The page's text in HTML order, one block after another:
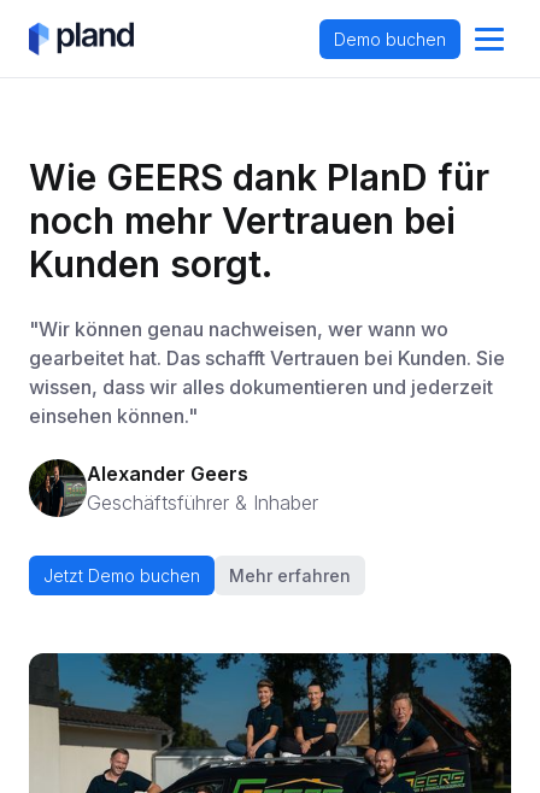
Demo buchen
Wie GEERS dank PlanD für
noch mehr Vertrauen bei
Kunden sorgt.
"Wir können genau nachweisen, wer wann wo
gearbeitet hat. Das schafft Vertrauen bei Kunden. Sie
wissen, dass wir alles dokumentieren und jederzeit
einsehen können."
Alexander Geers
Geschäftsführer & Inhaber
Jetzt Demo buchen Mehr erfahren